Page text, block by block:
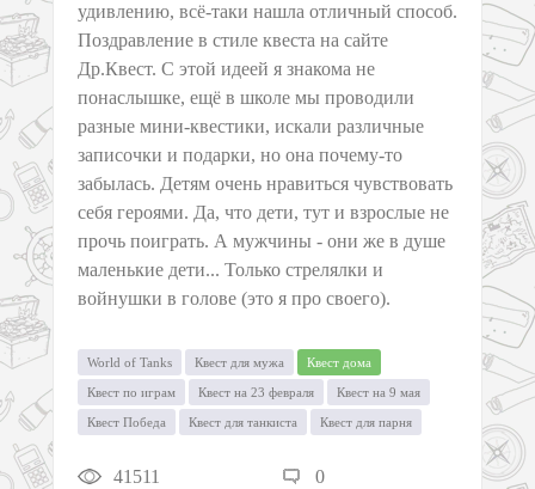
удивлению, всё-таки нашла отличный способ.
Поздравление в стиле квеста на сайте
Др.Квест. С этой идеей я знакома не
понаслышке, ещё в школе мы проводили
разные мини-квестики, искали различные
записочки и подарки, но она почему-то
забылась. Детям очень нравиться чувствовать
себя героями. Да, что дети, тут и взрослые не
прочь поиграть. А мужчины - они же в душе
маленькие дети... Только стрелялки и
войнушки в голове (это я про своего).
World of Tanks Квест для мужа Квест дома
Квест по играм Квест на 23 февраля Квест на 9 мая
Квест Победа Квест для танкиста Квест для парня
41511 0